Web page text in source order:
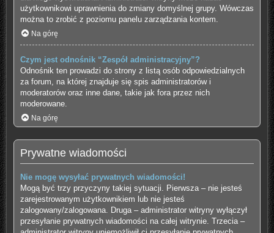
użytkownikowi uprawnienia do zmiany domyślnej grupy. Wówczas
można to zrobić z poziomu panelu zarządzania kontem.
Na górę
Czym jest odnośnik “Zespół administracyjny”?
Odnośnik ten prowadzi do strony z listą osób odpowiedzialnych
za forum, na której znajduje się spis administratorów i
moderatorów oraz inne dane, takie jak fora przez nich
moderowane.
Na górę
Prywatne wiadomości
Nie mogę wysyłać prywatnych wiadomości!
Mogą być trzy przyczyny takiej sytuacji. Pierwsza – nie jesteś
zarejestrowanym użytkownikiem lub nie jesteś
zalogowany/zalogowana. Druga – administrator witryny wyłączył
przesyłanie prywatnych wiadomości na całej witrynie. Trzecia –